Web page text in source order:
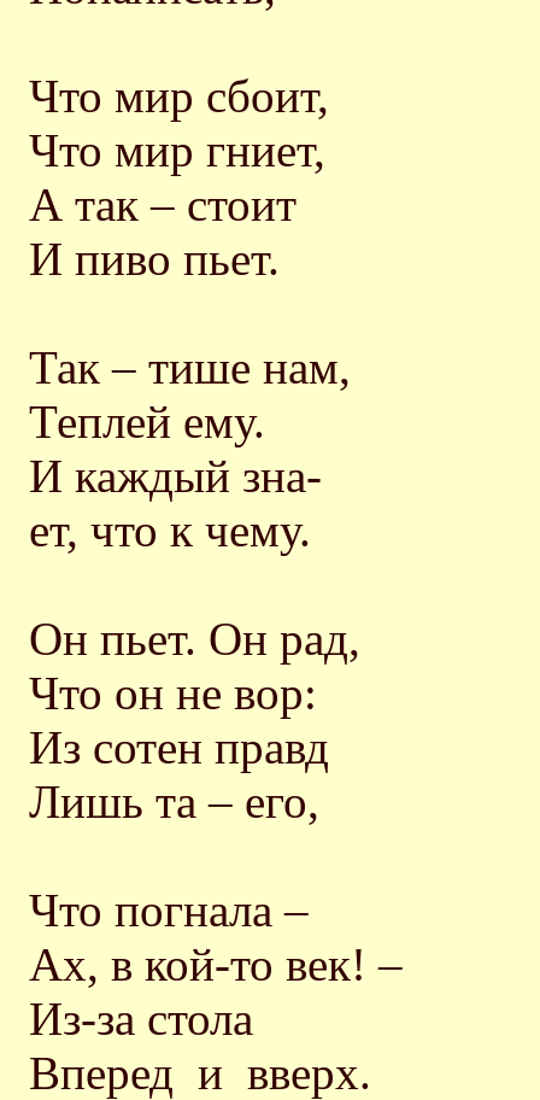
Что мир сбоит,
Что мир гниет,
А так – стоит
И пиво пьет.
Так – тише нам,
Теплей ему.
И каждый зна-
ет, что к чему.
Он пьет. Он рад,
Что он не вор:
Из сотен правд
Лишь та – его,
Что погнала –
Ах, в кой-то век! –
Из-за стола
Вперед и вверх.